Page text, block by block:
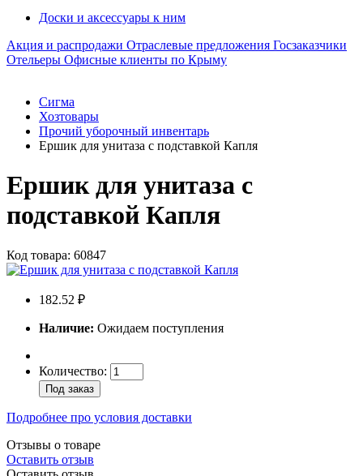
Доски и аксессуары к ним
Акция и распродажи Отраслевые предложения Госзаказчики
Отельеры Офисные клиенты по Крыму
Сигма
Хозтовары
Прочий уборочный инвентарь
Ершик для унитаза с подставкой Капля
Ершик для унитаза с
подставкой Капля
Код товара: 60847
182.52 ₽
Наличие: Ожидаем поступления
Количество:
Под заказ
Подробнее про условия доставки
Отзывы о товаре
Оставить отзыв